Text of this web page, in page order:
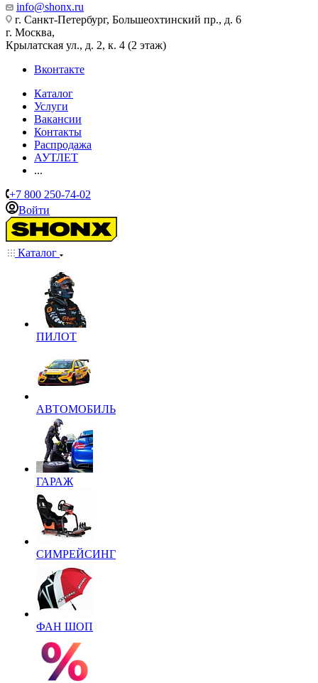
info@shonx.ru
г. Санкт-Петербург, Большеохтинский пр., д. 6
г. Москва,
Крылатская ул., д. 2, к. 4 (2 этаж)
Вконтакте
Каталог
Услуги
Вакансии
Контакты
Распродажа
АУТЛЕТ
...
+7 800 250-74-02
Войти
Каталог
ПИЛОТ
АВТОМОБИЛЬ
ГАРАЖ
СИМРЕЙСИНГ
ФАН ШОП